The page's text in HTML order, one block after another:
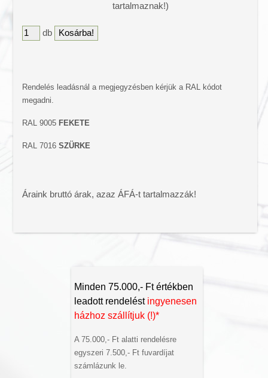
Öntapadós 3D térhatású zsindely
Színes bitumenes lemez
Tetőfólia
Tetőtartozékok
Tető csúcsdísz
tartalmaznak!)
db
Rendelés leadásnál a megjegyzésben kérjük a RAL kódot
megadni.
RAL 9005 FEKETE
RAL 7016 SZÜRKE
Áraink bruttó árak, azaz ÁFÁ-t tartalmazzák!
Minden 75.000,- Ft értékben
leadott rendelést ingyenesen
házhoz szállítjuk (!)*
A 75.000,- Ft alatti rendelésre
egyszeri 7.500,- Ft fuvardíjat
számlázunk le.